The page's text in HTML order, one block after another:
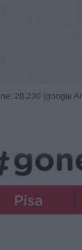
28.230 (google